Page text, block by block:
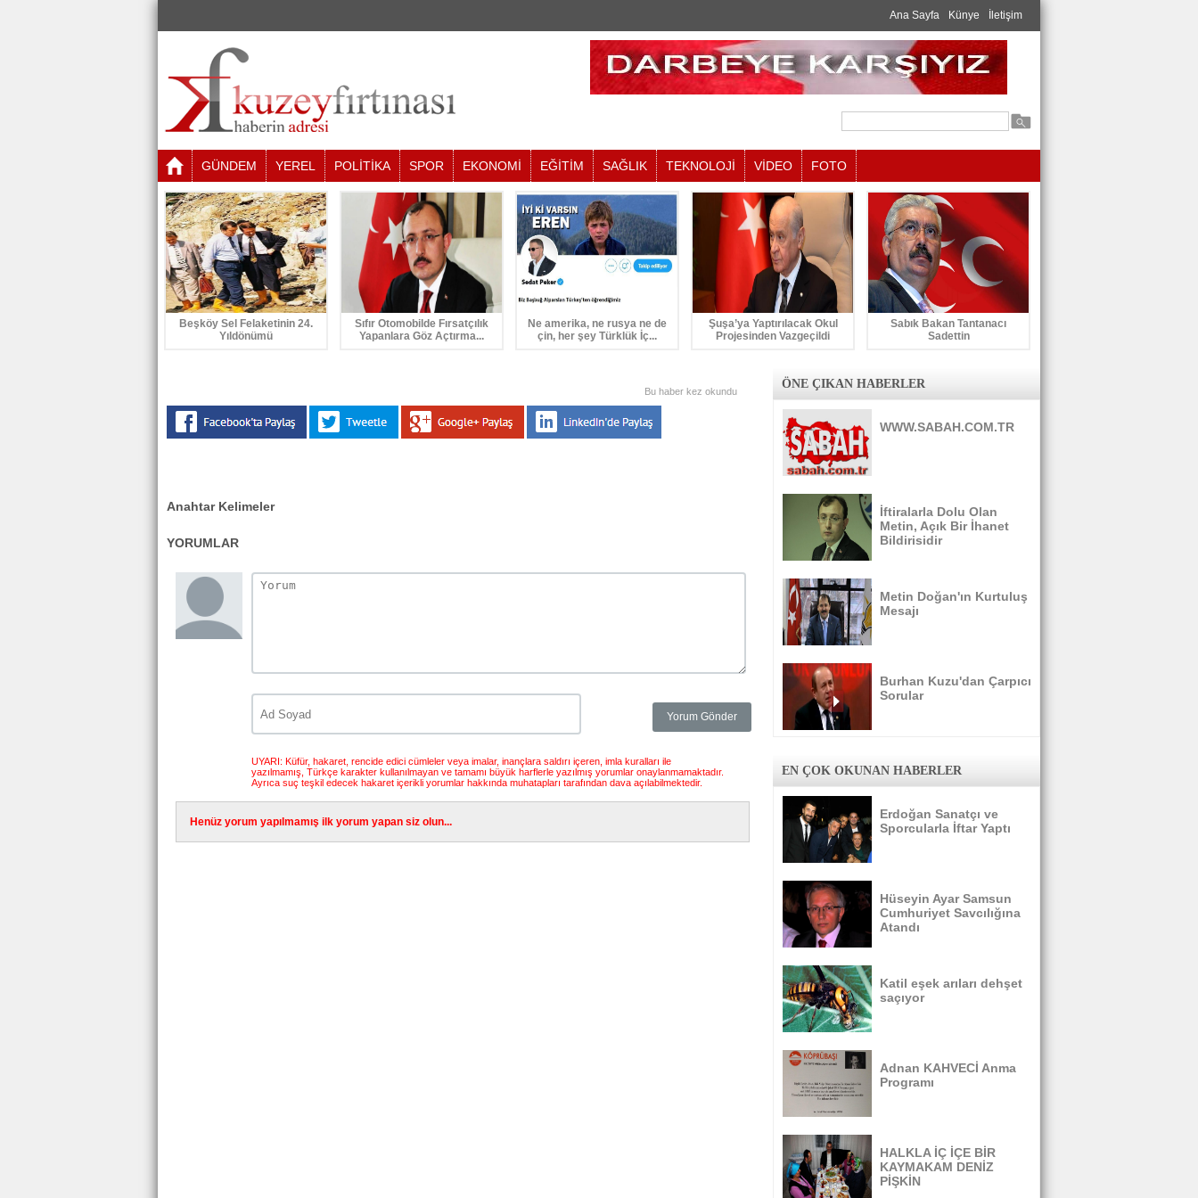
Ana Sayfa Künye İletişim
GÜNDEM YEREL POLİTİKA SPOR EKONOMİ EĞİTİM SAĞLIK TEKNOLOJİ VİDEO FOTO
Beşköy Sel Felaketinin 24.
Yıldönümü
Sıfır Otomobilde Fırsatçılık
Yapanlara Göz Açtırma...
Ne amerika, ne rusya ne de
çin, her şey Türklük İç...
Şuşa’ya Yaptırılacak Okul
Projesinden Vazgeçildi
Sabık Bakan Tantanacı
Sadettin
Bu haber kez okundu
Anahtar Kelimeler
YORUMLAR
UYARI: Küfür, hakaret, rencide edici cümleler veya imalar, inançlara saldırı içeren, imla kuralları ile
yazılmamış, Türkçe karakter kullanılmayan ve tamamı büyük harflerle yazılmış yorumlar onaylanmamaktadır.
Ayrıca suç teşkil edecek hakaret içerikli yorumlar hakkında muhatapları tarafından dava açılabilmektedir.
Henüz yorum yapılmamış ilk yorum yapan siz olun...
ÖNE ÇIKAN HABERLER
WWW.SABAH.COM.TR
İftiralarla Dolu Olan
Metin, Açık Bir İhanet
Bildirisidir
Metin Doğan'ın Kurtuluş
Mesajı
Burhan Kuzu'dan Çarpıcı
Sorular
EN ÇOK OKUNAN HABERLER
Erdoğan Sanatçı ve
Sporcularla İftar Yaptı
Hüseyin Ayar Samsun
Cumhuriyet Savcılığına
Atandı
Katil eşek arıları dehşet
saçıyor
Adnan KAHVECİ Anma
Programı
HALKLA İÇ İÇE BİR
KAYMAKAM DENİZ
PİŞKİN